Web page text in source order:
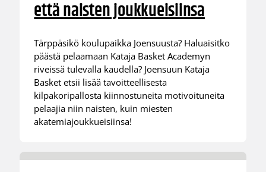
että naisten joukkueisiinsa
Tärppäsikö koulupaikka Joensuusta? Haluaisitko
päästä pelaamaan Kataja Basket Academyn
riveissä tulevalla kaudella? Joensuun Kataja
Basket etsii lisää tavoitteellisesta
kilpakoripallosta kiinnostuneita motivoituneita
pelaajia niin naisten, kuin miesten
akatemiajoukkueisiinsa!